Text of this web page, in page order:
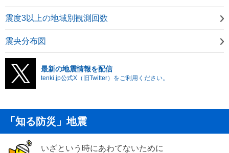
震度3以上の地域別観測回数
震央分布図
最新の地震情報を配信
tenki.jp公式X（旧Twitter）をご利用ください。
「知る防災」地震
いざという時にあわてないために